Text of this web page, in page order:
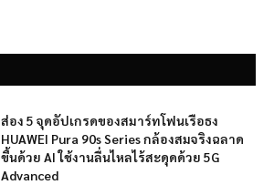
ส่อง 5 จุดอัปเกรดของสมาร์ทโฟนเรือธง
HUAWEI Pura 90s Series กล้องสมจริงฉลาด
ขึ้นด้วย AI ใช้งานลื่นไหลไร้สะดุดด้วย 5G
Advanced